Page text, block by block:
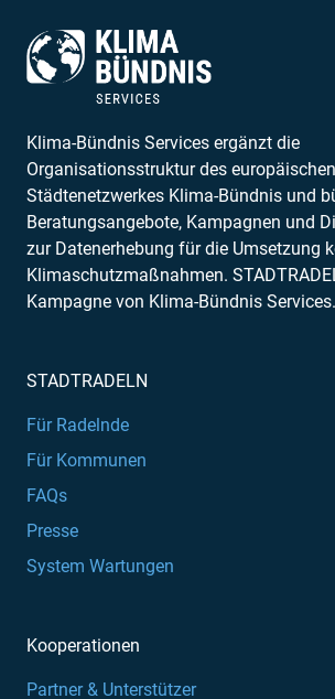
Klima-Bündnis Services ergänzt die
Organisationsstruktur des europäischen
Städtenetzwerkes Klima-Bündnis und
Beratungsangebote, Kampagnen und
zur Datenerhebung für die Umsetzung
Klimaschutzmaßnahmen.
Kampagne von Klima-Bündnis Services.
STADTRADELN
Für Radelnde
Für Kommunen
FAQs
Presse
System Wartungen
Kooperationen
Partner & Unterstützer